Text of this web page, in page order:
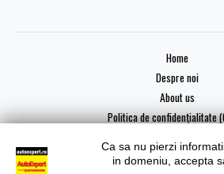
Home
Despre noi
About us
Politica de confidențialitate
Ca sa nu pierzi
in domeniu, accepta